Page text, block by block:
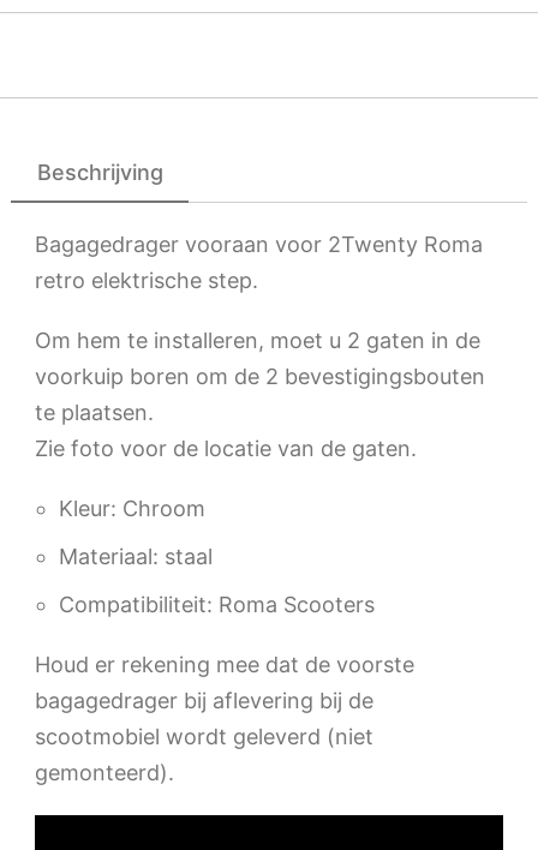
Beschrijving
Bagagedrager vooraan voor 2Twenty Roma
retro elektrische step.
Om hem te installeren, moet u 2 gaten in de
voorkuip boren om de 2 bevestigingsbouten
te plaatsen.
Zie foto voor de locatie van de gaten.
Kleur: Chroom
Materiaal: staal
Compatibiliteit: Roma Scooters
Houd er rekening mee dat de voorste
bagagedrager bij aflevering bij de
scootmobiel wordt geleverd (niet
gemonteerd).